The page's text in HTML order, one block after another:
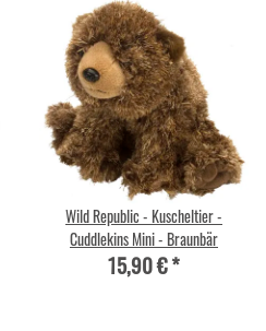
Wild Republic - Kuscheltier -
Cuddlekins Mini - Braunbär
15,90 €*